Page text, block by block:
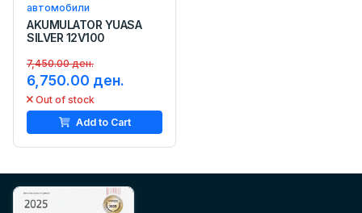
автомобили
AKUMULATOR YUASA
SILVER 12V100
7,450.00 ден.
6,750.00 ден.
Out of stock
Add to Cart